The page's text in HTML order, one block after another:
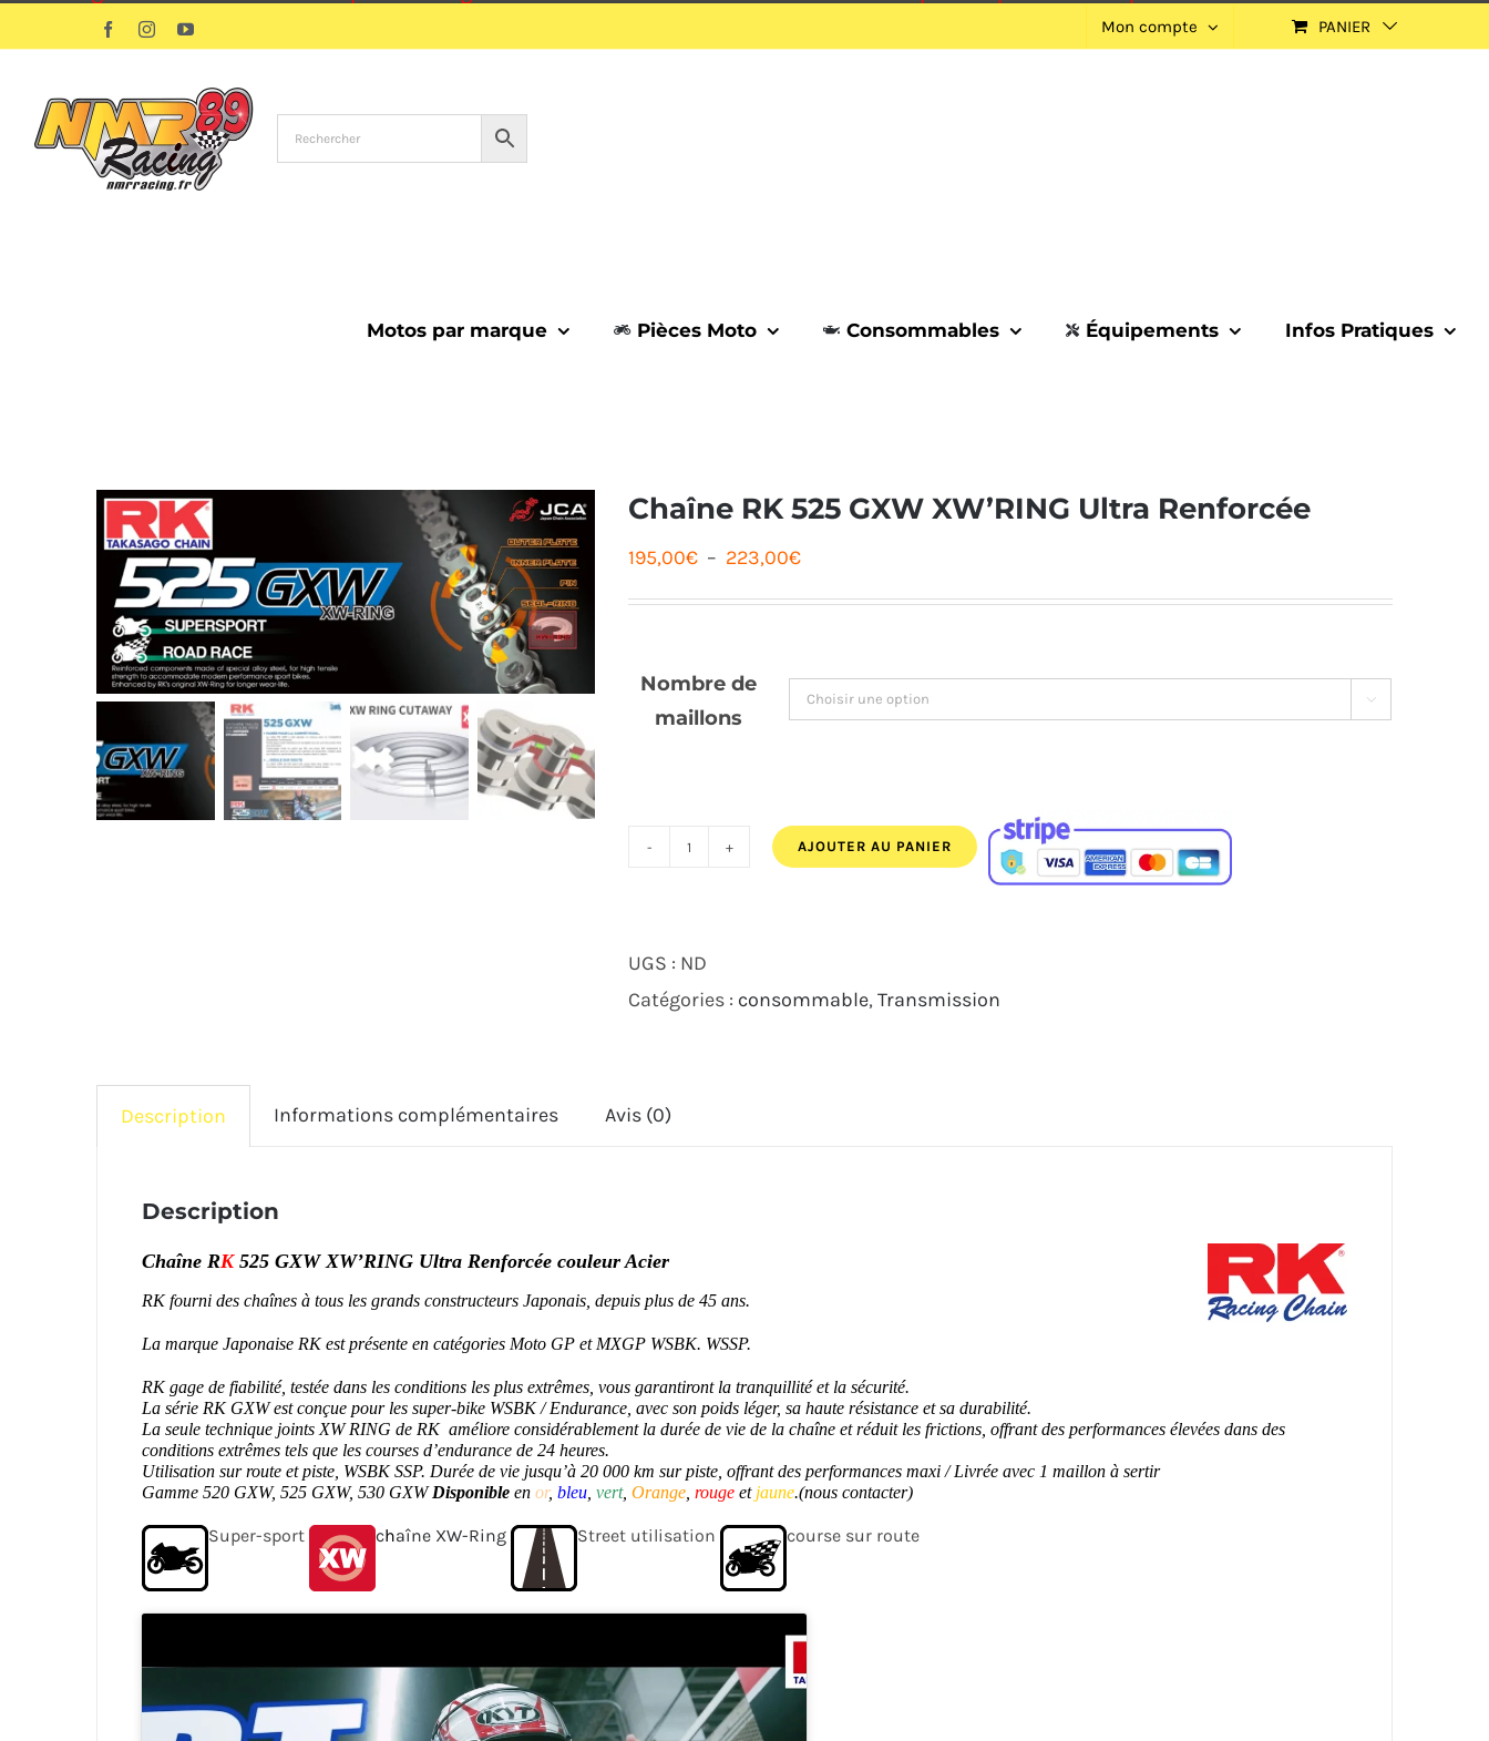
1 septembre.
au
FacebookInstagramYouTube Mon compte PANIER
Motos par marque Pièces Moto Consommables Équipements Infos Pratiques
Chaîne RK 525 GXW XW’RING Ultra Renforcée
195,00€ – 223,00€Plage
à
Nombre de
maillons

quantité
RK
525
AJOUTER AU PANIER
UGS : ND
Catégories : consommable Transmission
Description Informations complémentaires Avis (0)
Description
Chaîne RK525 GXW XW’RING Ultra Renforcée couleur Acier
RK fourni des chaînes à tous les grands constructeurs Japonais, depuis plus de 45 ans.
La marque Japonaise RK est présente en catégories Moto GP et MXGP WSBK. WSSP.
RK gage de fiabilité, testée dans les conditions les plus extrêmes, vous garantiront la tranquillité et la sécurité.
La série RK GXW est conçue pour les super-bike WSBK / Endurance, avec son poids léger, sa haute résistance et sa durabilité.
La seule technique joints XW RING de RK améliore considérablement la durée de vie de la chaîne et réduit les frictions, offrant des performances élevées dans des
conditions extrêmes tels que les courses d’endurance de 24 heures.
Utilisation sur route et piste, WSBK SSP. Durée de vie jusqu’à 20 000 km sur piste, offrant des performances maxi /Livrée avec 1 maillon à sertir
Gamme 520 GXW, 525 GXW, 530 GXWDisponible en or, bleu vert, Orange rouge et jaune .(nous contacter)
Super-sport chaîne XW-Ring Street utilisation course sur route